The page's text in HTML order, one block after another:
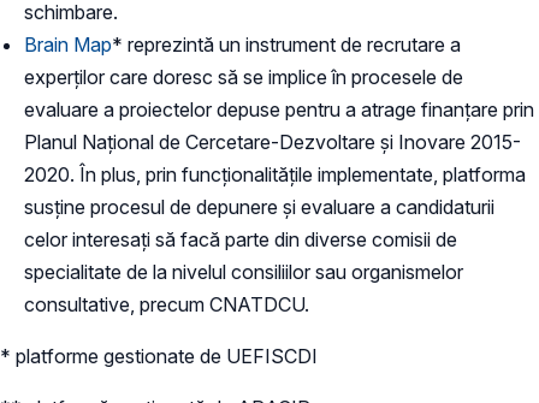
schimbare.
Brain Map* reprezintă un instrument de recrutare a
experților care doresc să se implice în procesele de
evaluare a proiectelor depuse pentru a atrage finanțare prin
Planul Național de Cercetare-Dezvoltare și Inovare 2015-
2020. În plus, prin funcționalitățile implementate, platforma
susține procesul de depunere și evaluare a candidaturii
celor interesați să facă parte din diverse comisii de
specialitate de la nivelul consiliilor sau organismelor
consultative, precum CNATDCU.
* platforme gestionate de UEFISCDI